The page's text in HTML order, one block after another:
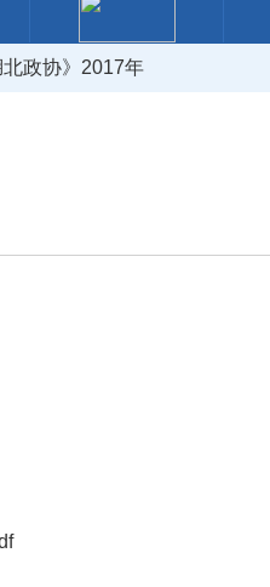
北政协》2017年